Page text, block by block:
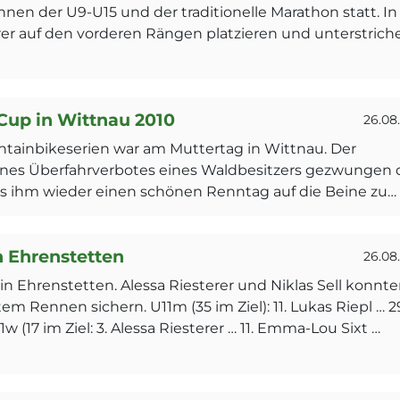
der U9-U15 und der traditionelle Marathon statt. In
auf den vorderen Rängen platzieren und
in Wittnau 2010
war am Muttertag in Wittnau. Der
Überfahrverbotes eines Waldbesitzers gezwungen
ihm wieder einen schönen Renntag auf die Beine zu…
Ehrenstetten
Ehrenstetten. Alessa Riesterer und Niklas Sell
Rennen sichern. U11m (35 im Ziel): 11. Lukas Riepl …
(17 im Ziel: 3. Alessa Riesterer … 11. Emma-Lou Sixt …